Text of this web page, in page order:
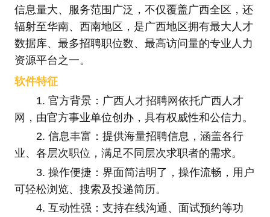
信息量大、服务范围广泛，不仅覆盖广西全区，还
辐射至华南、西南地区，是广西地区拥有最大人才
数据库、最多招聘职位数、最高访问量的专业人力
资源平台之一。
软件特征
1. 官方背景：广西人才招聘网依托广西人才
网，由官方事业单位创办，具有权威性和公信力。
2. 信息丰富：提供海量招聘信息，涵盖各行
业、各层次职位，满足不同层次求职者的需求。
3. 操作便捷：界面简洁明了，操作流畅，用户
可轻松浏览、搜索及投递简历。
4. 互动性强：支持在线沟通、面试预约等功